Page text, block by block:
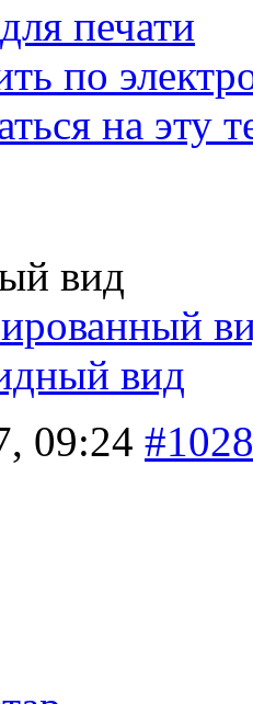
печати
по
на эту
вид
вид
09:24